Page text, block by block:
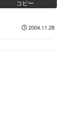
コピー
2004.11.28